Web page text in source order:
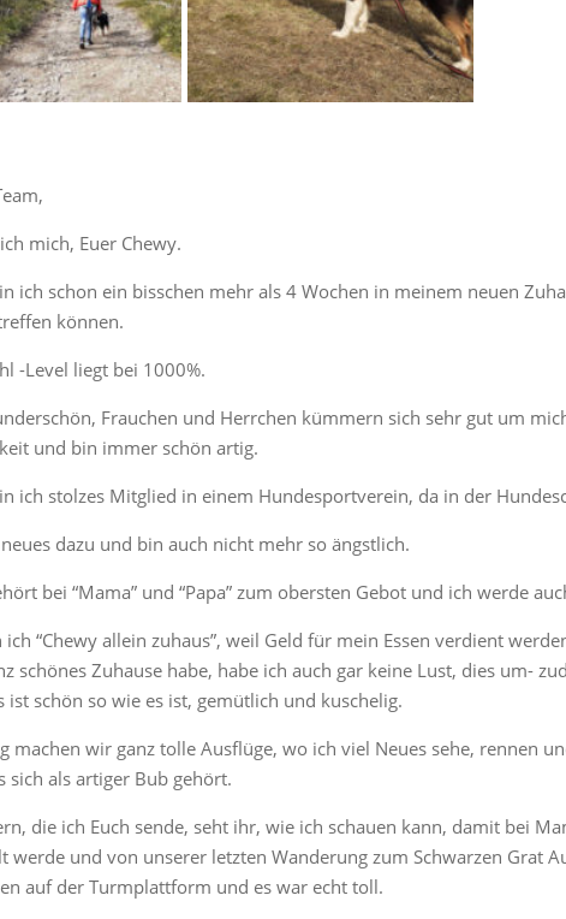
mich, Euer Chewy.
ich schon ein bisschen mehr als 4 Wochen in meinem neuen
können.
-Level liegt bei 1000%.
Frauchen und Herrchen kümmern sich sehr gut um
und bin immer schön artig.
ich stolzes Mitglied in einem Hundesportverein, da in der
dazu und bin auch nicht mehr so ängstlich.
bei “Mama” und “Papa” zum obersten Gebot und ich werde
ich “Chewy allein zuhaus”, weil Geld für mein Essen verdient
schönes Zuhause habe, habe ich auch gar keine Lust, dies um-
ist schön so wie es ist, gemütlich und kuschelig.
machen wir ganz tolle Ausflüge, wo ich viel Neues sehe, rennen
sich als artiger Bub gehört.
die ich Euch sende, seht ihr, wie ich schauen kann, damit bei
werde und von unserer letzten Wanderung zum Schwarzen Grat
auf der Turmplattform und es war echt toll.